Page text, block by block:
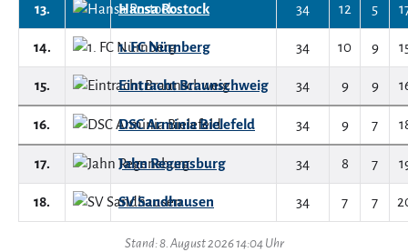
13. Hansa Rostock 34 12 5
14. 1. FC Nürnberg 34 10 9
15. Eintracht Braunschweig 34 9 9
16. DSC Arminia Bielefeld 34 9 7
17. Jahn Regensburg 34 8 7
18. SV Sandhausen 34 7 7
Stand: 8. August 2026 14:04 Uhr